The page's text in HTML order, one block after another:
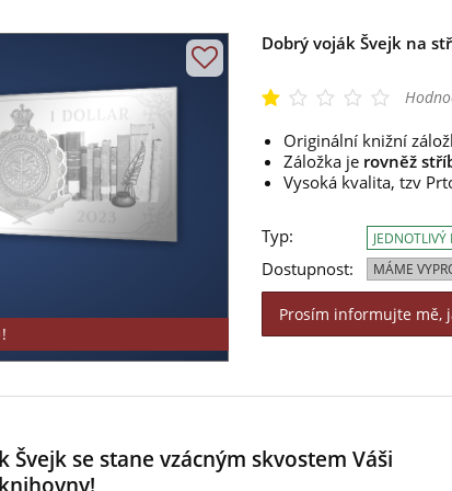
Dobrý voják Švejk na
Originální knižní
Záložka je rovněž
Vysoká kvalita, tzv
Typ:
Dostupnost:
MÁME
Prosím informujte mě,
se stane vzácným skvostem Váši
knihovny!